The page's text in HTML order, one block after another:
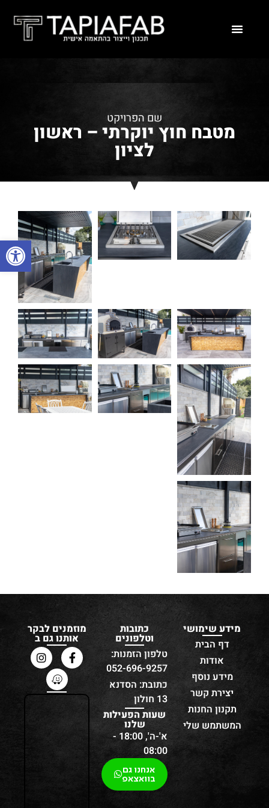
פתח
שם הפרויקט
מטבח חוץ יוקרתי – ראשון
לציון
מידע שימושי
דף הבית
אודות
מידע נוסף
יצירת קשר
תקנון החנות
המשתמש שלי
כתובות
וטלפונים
טלפון הזמנות:
052-696-9257
כתובת: הסדנא
13 חולון
שעות הפעילות
שלנו
א'-ה', 18:00 -
08:00
אנחנו גם
בוואצאפ
מוזמנים לבקר
אותנו גם ב